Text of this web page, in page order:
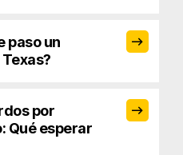
paso un
por
Qué esperar